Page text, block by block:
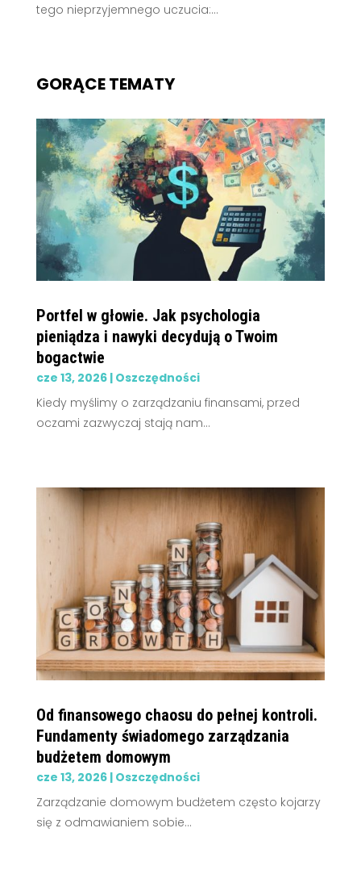
tego nieprzyjemnego uczucia:...
GORĄCE TEMATY
Portfel w głowie. Jak psychologia
pieniądza i nawyki decydują o Twoim
bogactwie
cze 13, 2026| Oszczędności
Kiedy myślimy o zarządzaniu finansami, przed
oczami zazwyczaj stają nam...
Od finansowego chaosu do pełnej kontroli.
Fundamenty świadomego zarządzania
budżetem domowym
cze 13, 2026| Oszczędności
Zarządzanie domowym budżetem często kojarzy
się z odmawianiem sobie...